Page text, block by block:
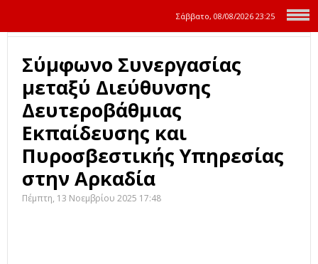
Σάββατο, 08/08/2026 23:25
Σύμφωνο Συνεργασίας
μεταξύ Διεύθυνσης
Δευτεροβάθμιας
Εκπαίδευσης και
Πυροσβεστικής Υπηρεσίας
στην Αρκαδία
Πέμπτη, 13 Νοεμβρίου 2025 17:48